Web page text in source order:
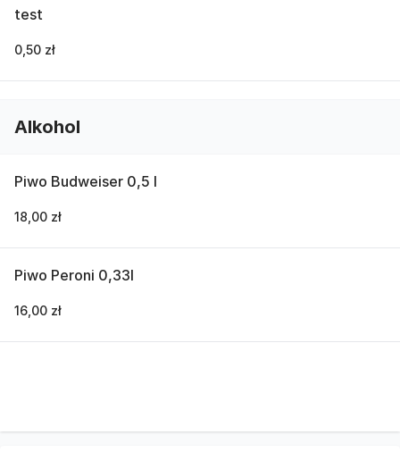
test
0,50 zł
Alkohol
Piwo Budweiser 0,5 l
18,00 zł
Piwo Peroni 0,33l
16,00 zł